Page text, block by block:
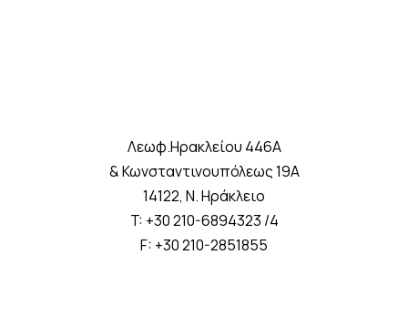
Λεωφ.Ηρακλείου 446A
& Κωνσταντινουπόλεως 19A
14122, Ν. Ηράκλειο
T: +30 210-6894323 /4
F: +30 210-2851855